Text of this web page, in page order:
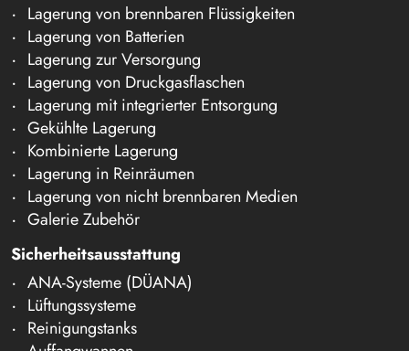
Lagerung von brennbaren Flüssigkeiten
Lagerung von Batterien
Lagerung zur Versorgung
Lagerung von Druckgasflaschen
Lagerung mit integrierter Entsorgung
Gekühlte Lagerung
Kombinierte Lagerung
Lagerung in Reinräumen
Lagerung von nicht brennbaren Medien
Galerie Zubehör
Sicherheitsausstattung
ANA-Systeme (DÜANA)
Lüftungssysteme
Reinigungstanks